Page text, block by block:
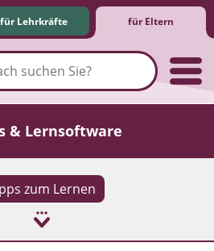
für Lehrkräfte für Eltern
& Lernsoftware
zum Lernen